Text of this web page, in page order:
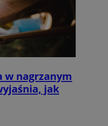
w nagrzanym
jak